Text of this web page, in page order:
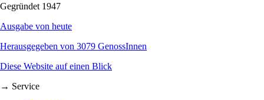
Gegründet 1947
Ausgabe von heute
Herausgegeben von 3079 GenossInnen
Diese Website auf einen Blick
→ Service